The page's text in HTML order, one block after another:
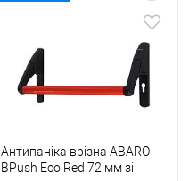
Антипаніка врізна ABARO
BPush Eco Red 72 мм зі